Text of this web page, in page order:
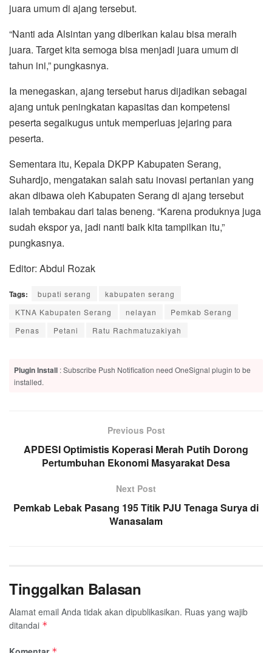
juara umum di ajang tersebut.
“Nanti ada Alsintan yang diberikan kalau bisa meraih
juara. Target kita semoga bisa menjadi juara umum di
tahun ini,” pungkasnya.
Ia menegaskan, ajang tersebut harus dijadikan sebagai
ajang untuk peningkatan kapasitas dan kompetensi
peserta segaikugus untuk memperluas jejaring para
peserta.
Sementara itu, Kepala DKPP Kabupaten Serang,
Suhardjo, mengatakan salah satu inovasi pertanian yang
akan dibawa oleh Kabupaten Serang di ajang tersebut
ialah tembakau dari talas beneng. “Karena produknya juga
sudah ekspor ya, jadi nanti baik kita tampilkan itu,”
pungkasnya.
Editor: Abdul Rozak
Tags: bupati serang
kabupaten serang
KTNA Kabupaten Serang
nelayan
Pemkab Serang
Penas
Petani Ratu Rachmatuzakiyah
Plugin Install : Subscribe Push Notification need OneSignal plugin to be
installed.
Previous Post
APDESI Optimistis Koperasi Merah Putih Dorong
Pertumbuhan Ekonomi Masyarakat Desa
Next Post
Pemkab Lebak Pasang 195 Titik PJU Tenaga Surya di
Wanasalam
Tinggalkan Balasan
Alamat email Anda tidak akan dipublikasikan. Ruas yang wajib
ditandai *